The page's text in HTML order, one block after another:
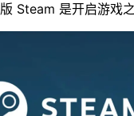
Steam 是开启游戏之